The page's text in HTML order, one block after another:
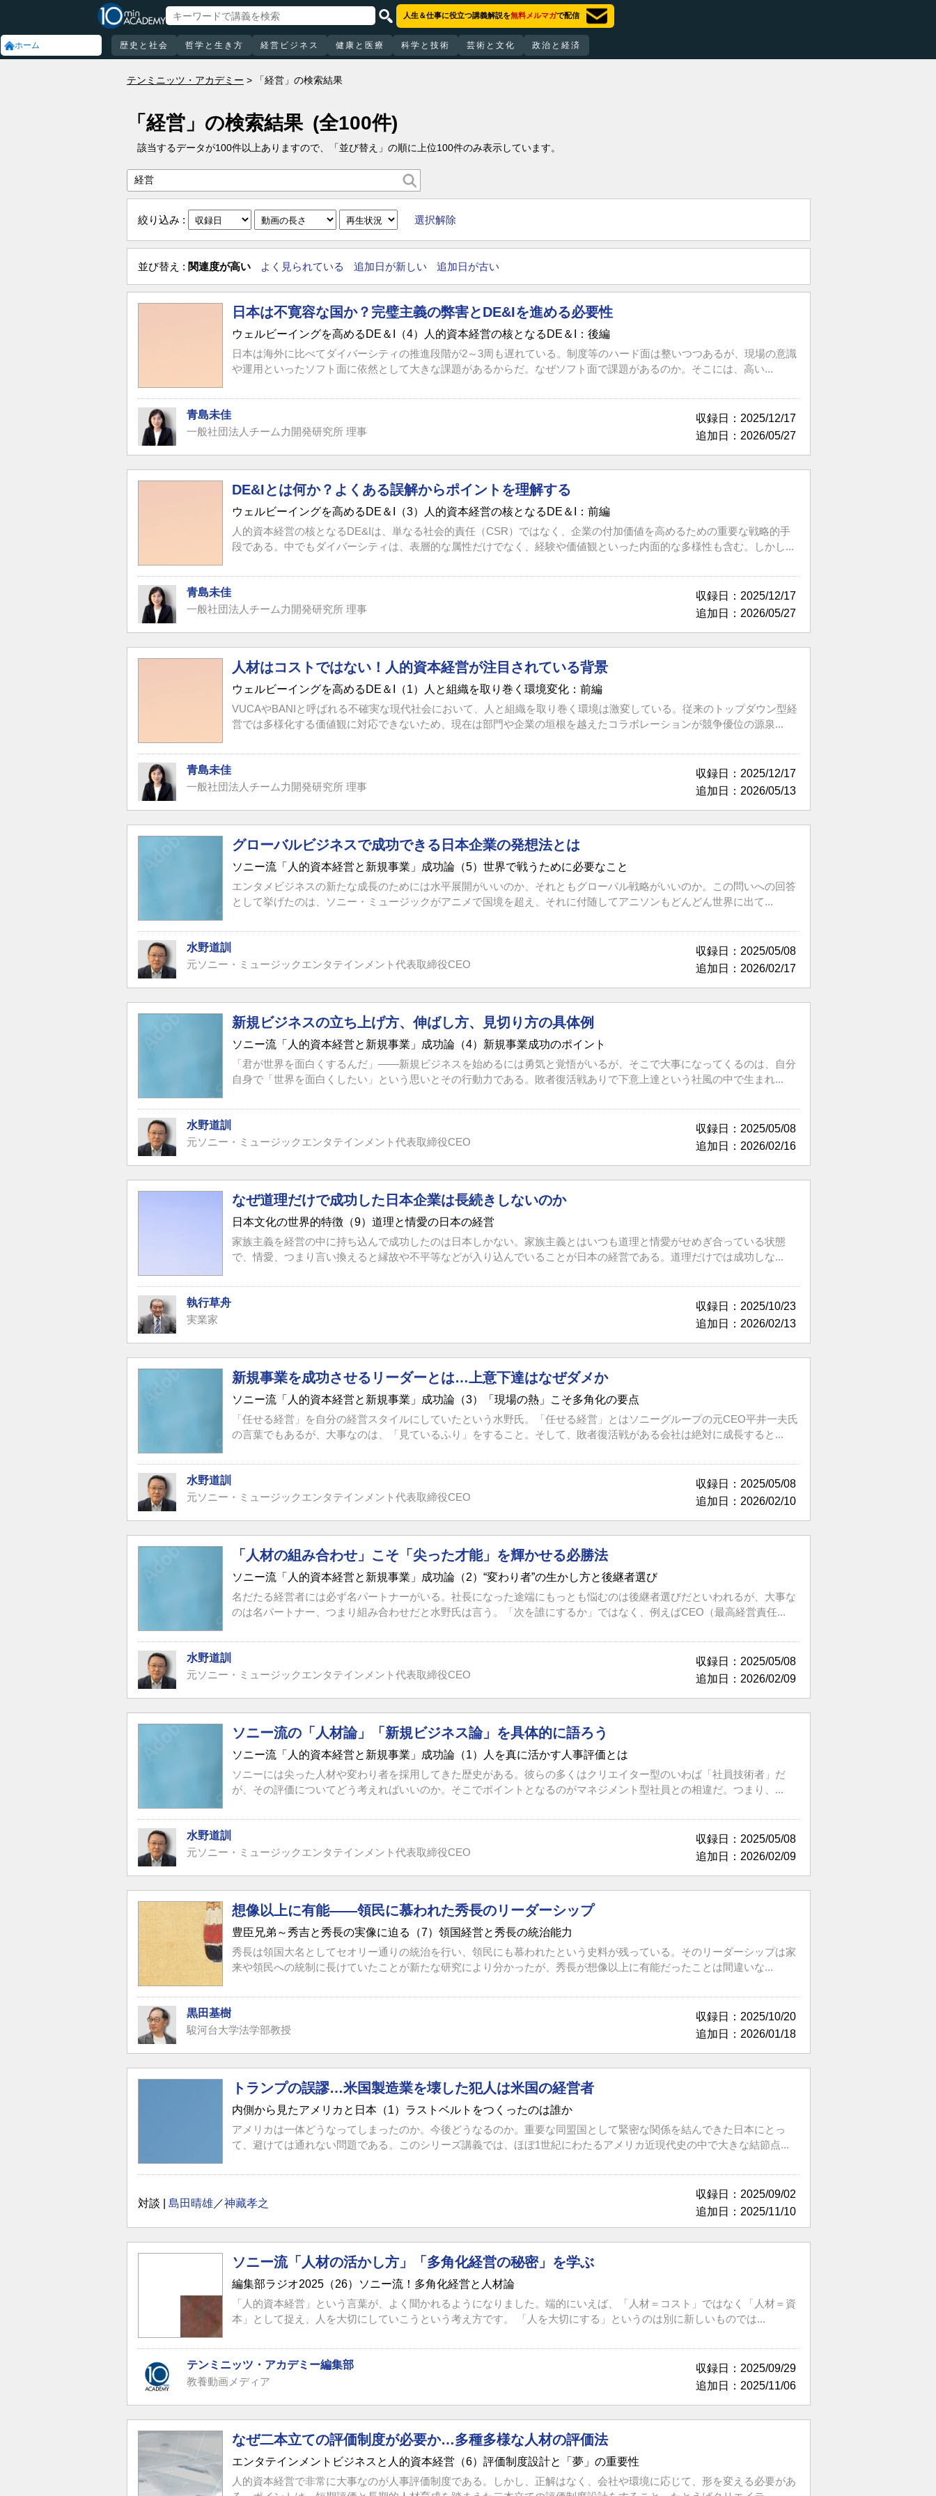
ホーム
人生＆仕事に役立つ講義解説を無料メルマガで配信
歴史と社会 哲学と生き方 経営ビジネス 健康と医療 科学と技術 芸術と文化 政治と経済
テンミニッツ・アカデミー 「経営」の検索結果
「経営」の検索結果 (全100件)
該当するデータが100件以上ありますので、「並び替え」の順に上位100件のみ表示しています。
絞り込み : 選択解除
並び替え : 関連度が高い よく見られている 追加日が新しい 追加日が古い
日本は不寛容な国か？完璧主義の弊害とDE&Iを進める必要性
ウェルビーイングを高めるDE＆I（4）人的資本経営の核となるDE＆I：後編
日本は海外に比べてダイバーシティの推進段階が2～3周も遅れている。制度等のハード面は整いつつあるが、現場の意識
や運用といったソフト面に依然として大きな課題があるからだ。なぜソフト面で課題があるのか。そこには、高い...
収録日：2025/12/17
追加日：2026/05/27
青島未佳
一般社団法人チーム力開発研究所 理事
DE&Iとは何か？よくある誤解からポイントを理解する
ウェルビーイングを高めるDE＆I（3）人的資本経営の核となるDE＆I：前編
人的資本経営の核となるDE&Iは、単なる社会的責任（CSR）ではなく、企業の付加価値を高めるための重要な戦略的手
段である。中でもダイバーシティは、表層的な属性だけでなく、経験や価値観といった内面的な多様性も含む。しかし...
収録日：2025/12/17
追加日：2026/05/27
青島未佳
一般社団法人チーム力開発研究所 理事
人材はコストではない！人的資本経営が注目されている背景
ウェルビーイングを高めるDE＆I（1）人と組織を取り巻く環境変化：前編
VUCAやBANIと呼ばれる不確実な現代社会において、人と組織を取り巻く環境は激変している。従来のトップダウン型経
営では多様化する価値観に対応できないため、現在は部門や企業の垣根を越えたコラボレーションが競争優位の源泉...
収録日：2025/12/17
追加日：2026/05/13
青島未佳
一般社団法人チーム力開発研究所 理事
グローバルビジネスで成功できる日本企業の発想法とは
ソニー流「人的資本経営と新規事業」成功論（5）世界で戦うために必要なこと
エンタメビジネスの新たな成長のためには水平展開がいいのか、それともグローバル戦略がいいのか。この問いへの回答
として挙げたのは、ソニー・ミュージックがアニメで国境を超え、それに付随してアニソンもどんどん世界に出て...
収録日：2025/05/08
追加日：2026/02/17
水野道訓
元ソニー・ミュージックエンタテインメント代表取締役CEO
新規ビジネスの立ち上げ方、伸ばし方、見切り方の具体例
ソニー流「人的資本経営と新規事業」成功論（4）新規事業成功のポイント
「君が世界を面白くするんだ」――新規ビジネスを始めるには勇気と覚悟がいるが、そこで大事になってくるのは、自分
自身で「世界を面白くしたい」という思いとその行動力である。敗者復活戦ありで下意上達という社風の中で生まれ...
収録日：2025/05/08
追加日：2026/02/16
水野道訓
元ソニー・ミュージックエンタテインメント代表取締役CEO
なぜ道理だけで成功した日本企業は長続きしないのか
日本文化の世界的特徴（9）道理と情愛の日本の経営
家族主義を経営の中に持ち込んで成功したのは日本しかない。家族主義とはいつも道理と情愛がせめぎ合っている状態
で、情愛、つまり言い換えると縁故や不平等などが入り込んでいることが日本の経営である。道理だけでは成功しな...
収録日：2025/10/23
追加日：2026/02/13
執行草舟
実業家
新規事業を成功させるリーダーとは…上意下達はなぜダメか
ソニー流「人的資本経営と新規事業」成功論（3）「現場の熱」こそ多角化の要点
「任せる経営」を自分の経営スタイルにしていたという水野氏。「任せる経営」とはソニーグループの元CEO平井一夫氏
の言葉でもあるが、大事なのは、「見ているふり」をすること。そして、敗者復活戦がある会社は絶対に成長すると...
収録日：2025/05/08
追加日：2026/02/10
水野道訓
元ソニー・ミュージックエンタテインメント代表取締役CEO
「人材の組み合わせ」こそ「尖った才能」を輝かせる必勝法
ソニー流「人的資本経営と新規事業」成功論（2）“変わり者”の生かし方と後継者選び
名だたる経営者には必ず名パートナーがいる。社長になった途端にもっとも悩むのは後継者選びだといわれるが、大事な
のは名パートナー、つまり組み合わせだと水野氏は言う。「次を誰にするか」ではなく、例えばCEO（最高経営責任...
収録日：2025/05/08
追加日：2026/02/09
水野道訓
元ソニー・ミュージックエンタテインメント代表取締役CEO
ソニー流の「人材論」「新規ビジネス論」を具体的に語ろう
ソニー流「人的資本経営と新規事業」成功論（1）人を真に活かす人事評価とは
ソニーには尖った人材や変わり者を採用してきた歴史がある。彼らの多くはクリエイター型のいわば「社員技術者」だ
が、その評価についてどう考えればいいのか。そこでポイントとなるのがマネジメント型社員との相違だ。つまり、...
収録日：2025/05/08
追加日：2026/02/09
水野道訓
元ソニー・ミュージックエンタテインメント代表取締役CEO
想像以上に有能――領民に慕われた秀長のリーダーシップ
豊臣兄弟～秀吉と秀長の実像に迫る（7）領国経営と秀長の統治能力
秀長は領国大名としてセオリー通りの統治を行い、領民にも慕われたという史料が残っている。そのリーダーシップは家
来や領民への統制に長けていたことが新たな研究により分かったが、秀長が想像以上に有能だったことは間違いな...
収録日：2025/10/20
追加日：2026/01/18
黒田基樹
駿河台大学法学部教授
トランプの誤謬…米国製造業を壊した犯人は米国の経営者
内側から見たアメリカと日本（1）ラストベルトをつくったのは誰か
アメリカは一体どうなってしまったのか。今後どうなるのか。重要な同盟国として緊密な関係を結んできた日本にとっ
て、避けては通れない問題である。このシリーズ講義では、ほぼ1世紀にわたるアメリカ近現代史の中で大きな結節点...
収録日：2025/09/02
追加日：2025/11/10
対談 | 島田晴雄／神藏孝之
ソニー流「人材の活かし方」「多角化経営の秘密」を学ぶ
編集部ラジオ2025（26）ソニー流！多角化経営と人材論
「人的資本経営」という言葉が、よく聞かれるようになりました。端的にいえば、「人材＝コスト」ではなく「人材＝資
本」として捉え、人を大切にしていこうという考え方です。 「人を大切にする」というのは別に新しいものでは...
収録日：2025/09/29
追加日：2025/11/06
テンミニッツ・アカデミー編集部
教養動画メディア
なぜ二本立ての評価制度が必要か…多種多様な人材の評価法
エンタテインメントビジネスと人的資本経営（6）評価制度設計と「夢」の重要性
人的資本経営で非常に大事なのが人事評価制度である。しかし、正解はなく、会社や環境に応じて、形を変える必要があ